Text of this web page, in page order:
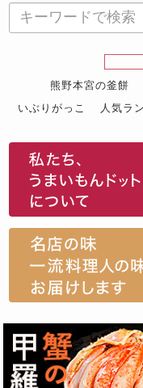
熊野本宮の釜餅
いぶりがっこ
人気ラ